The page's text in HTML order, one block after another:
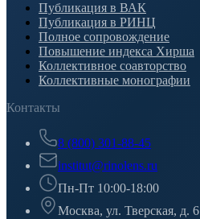
Публикация в ВАК
Публикация в РИНЦ
Полное сопровождение
Повышение индекса Хирша
Коллективное соавторство
Коллективные монографии
Контакты
8 (800) 301-88-45
institut@rinolens.ru
Пн-Пт 10:00-18:00
Москва, ул. Тверская, д. 6